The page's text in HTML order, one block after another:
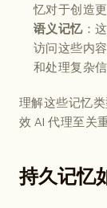
忆对于创造
语义记忆：
访问这些内
和处理复杂
理解这些记忆
效 AI 代理至关重
持久记忆